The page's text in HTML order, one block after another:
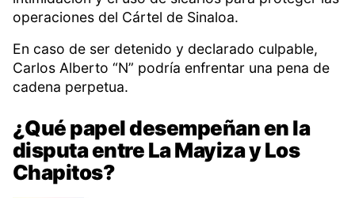
operaciones del Cártel de Sinaloa.
En caso de ser detenido y declarado culpable,
Carlos Alberto “N” podría enfrentar una pena de
cadena perpetua.
¿Qué papel desempeñan en la
disputa entre La Mayiza y Los
Chapitos?